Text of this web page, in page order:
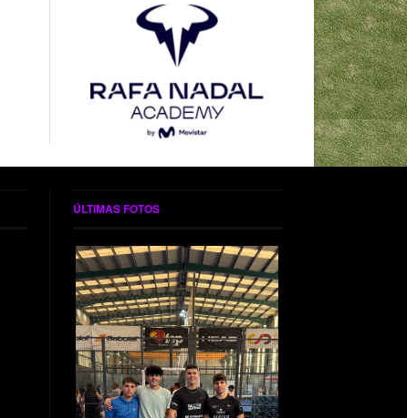
ÚLTIMAS FOTOS